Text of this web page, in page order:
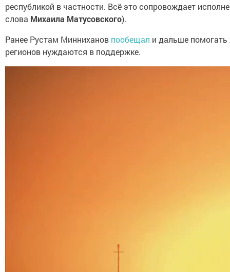
республикой в частности. Всё это сопровождает
слова Михаила Матусовского).
Ранее Рустам Минниханов пообещал и дальше
регионов нуждаются в поддержке.